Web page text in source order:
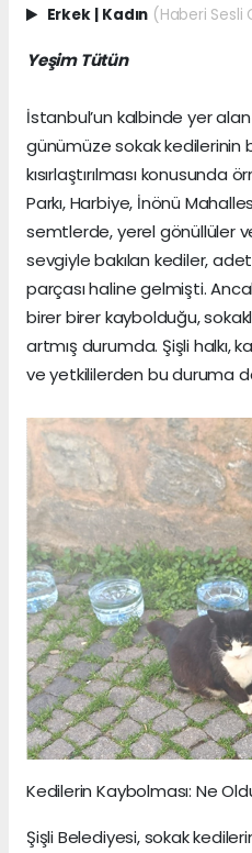
Erkek | Kadın (Haberi Sesli
Yeşim Tütün
İstanbul’un kalbinde yer
günümüze sokak kedilerinin
kısırlaştırılması konusunda
Parkı, Harbiye, İnönü
semtlerde, yerel gönüllüler
sevgiyle bakılan kediler,
parçası haline gelmişti.
birer birer kaybolduğu,
artmış durumda. Şişli halkı,
ve yetkililerden bu duruma
Kedilerin Kaybolması: Ne
Şişli Belediyesi, sokak